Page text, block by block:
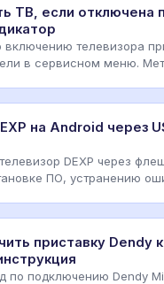
ТВ, если отключена
включению телевизора
в сервисном меню.
на Android через
DEXP через
ПО, устранению
приставку Dendy к
по подключению Dendy